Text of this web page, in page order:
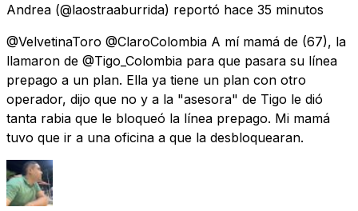
Andrea (@laostraaburrida) reportó hace 35 minutos
@VelvetinaToro @ClaroColombia A mí mamá de (67), la
llamaron de @Tigo_Colombia para que pasara su línea
prepago a un plan. Ella ya tiene un plan con otro
operador, dijo que no y a la "asesora" de Tigo le dió
tanta rabia que le bloqueó la línea prepago. Mi mamá
tuvo que ir a una oficina a que la desbloquearan.